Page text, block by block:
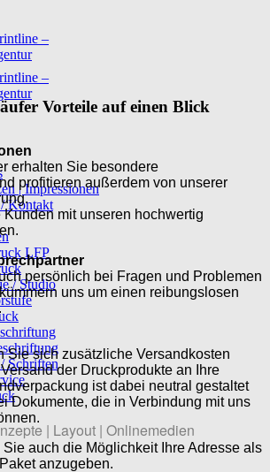
| Impressionen
Kontakt
LFP
/ Studio
Schriften
| Layout | Onlinemedien
Vorteile auf einen Blick
erhalten Sie besondere
profitieren außerdem von unserer
Kunden mit unseren hochwertig
persönlich bei Fragen und Problemen
uns um einen reibungslosen
Sie sich zusätzliche Versandkosten
der Druckprodukte an Ihre
ist dabei neutral gestaltet
Dokumente, die in Verbindung mit uns
auch die Möglichkeit Ihre Adresse als
anzugeben.